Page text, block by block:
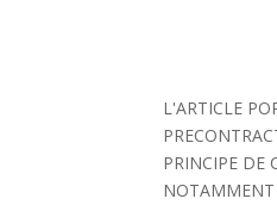
L'ARTICLE
PRINCIPE DE
NOTAMMENT